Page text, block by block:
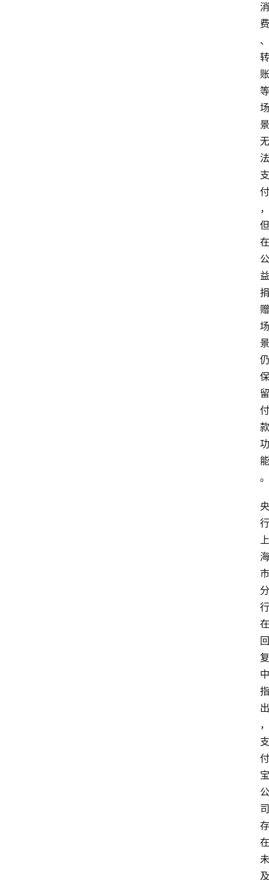
消
费
、
转
账
等
场
景
无
法
支
付
，
但
在
公
益
捐
赠
场
景
仍
保
留
付
款
功
能
。
央
行
上
海
市
分
行
在
回
复
中
指
出
，
支
付
宝
公
司
存
在
未
及